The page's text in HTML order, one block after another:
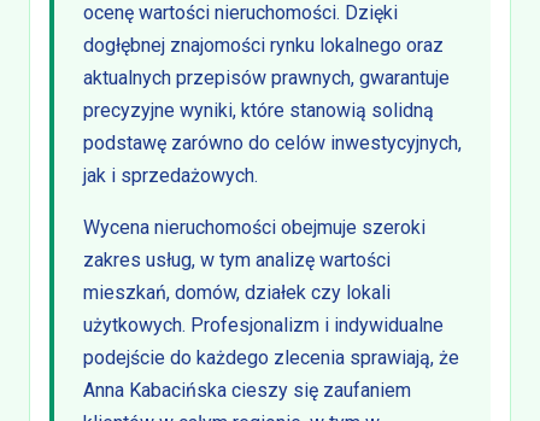
ocenę wartości nieruchomości. Dzięki
dogłębnej znajomości rynku lokalnego oraz
aktualnych przepisów prawnych, gwarantuje
precyzyjne wyniki, które stanowią solidną
podstawę zarówno do celów inwestycyjnych,
jak i sprzedażowych.
Wycena nieruchomości obejmuje szeroki
zakres usług, w tym analizę wartości
mieszkań, domów, działek czy lokali
użytkowych. Profesjonalizm i indywidualne
podejście do każdego zlecenia sprawiają, że
Anna Kabacińska cieszy się zaufaniem